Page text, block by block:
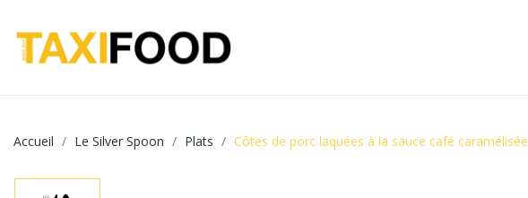
Accueil Le Silver Spoon Plats Côtes de porc laquées à la sauce café caramélisée